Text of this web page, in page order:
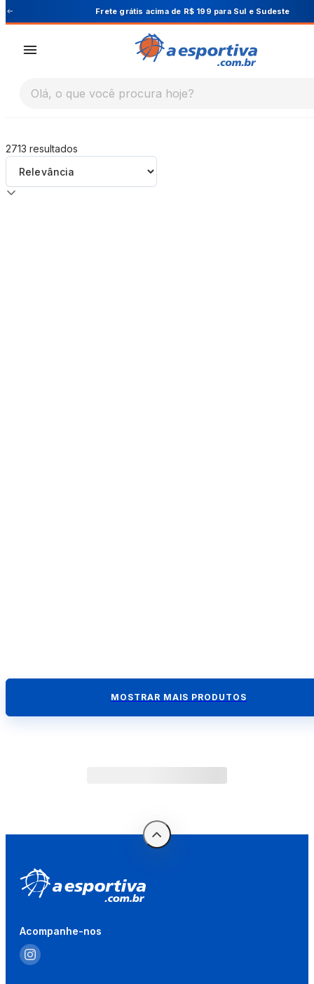
A Esportiva Cupom PRIMEIRA10 para 10% OFF na 1ª
Olá, o que você procura hoje?
2713 resultados
MOSTRAR MAIS PRODUTOS
Acompanhe-nos